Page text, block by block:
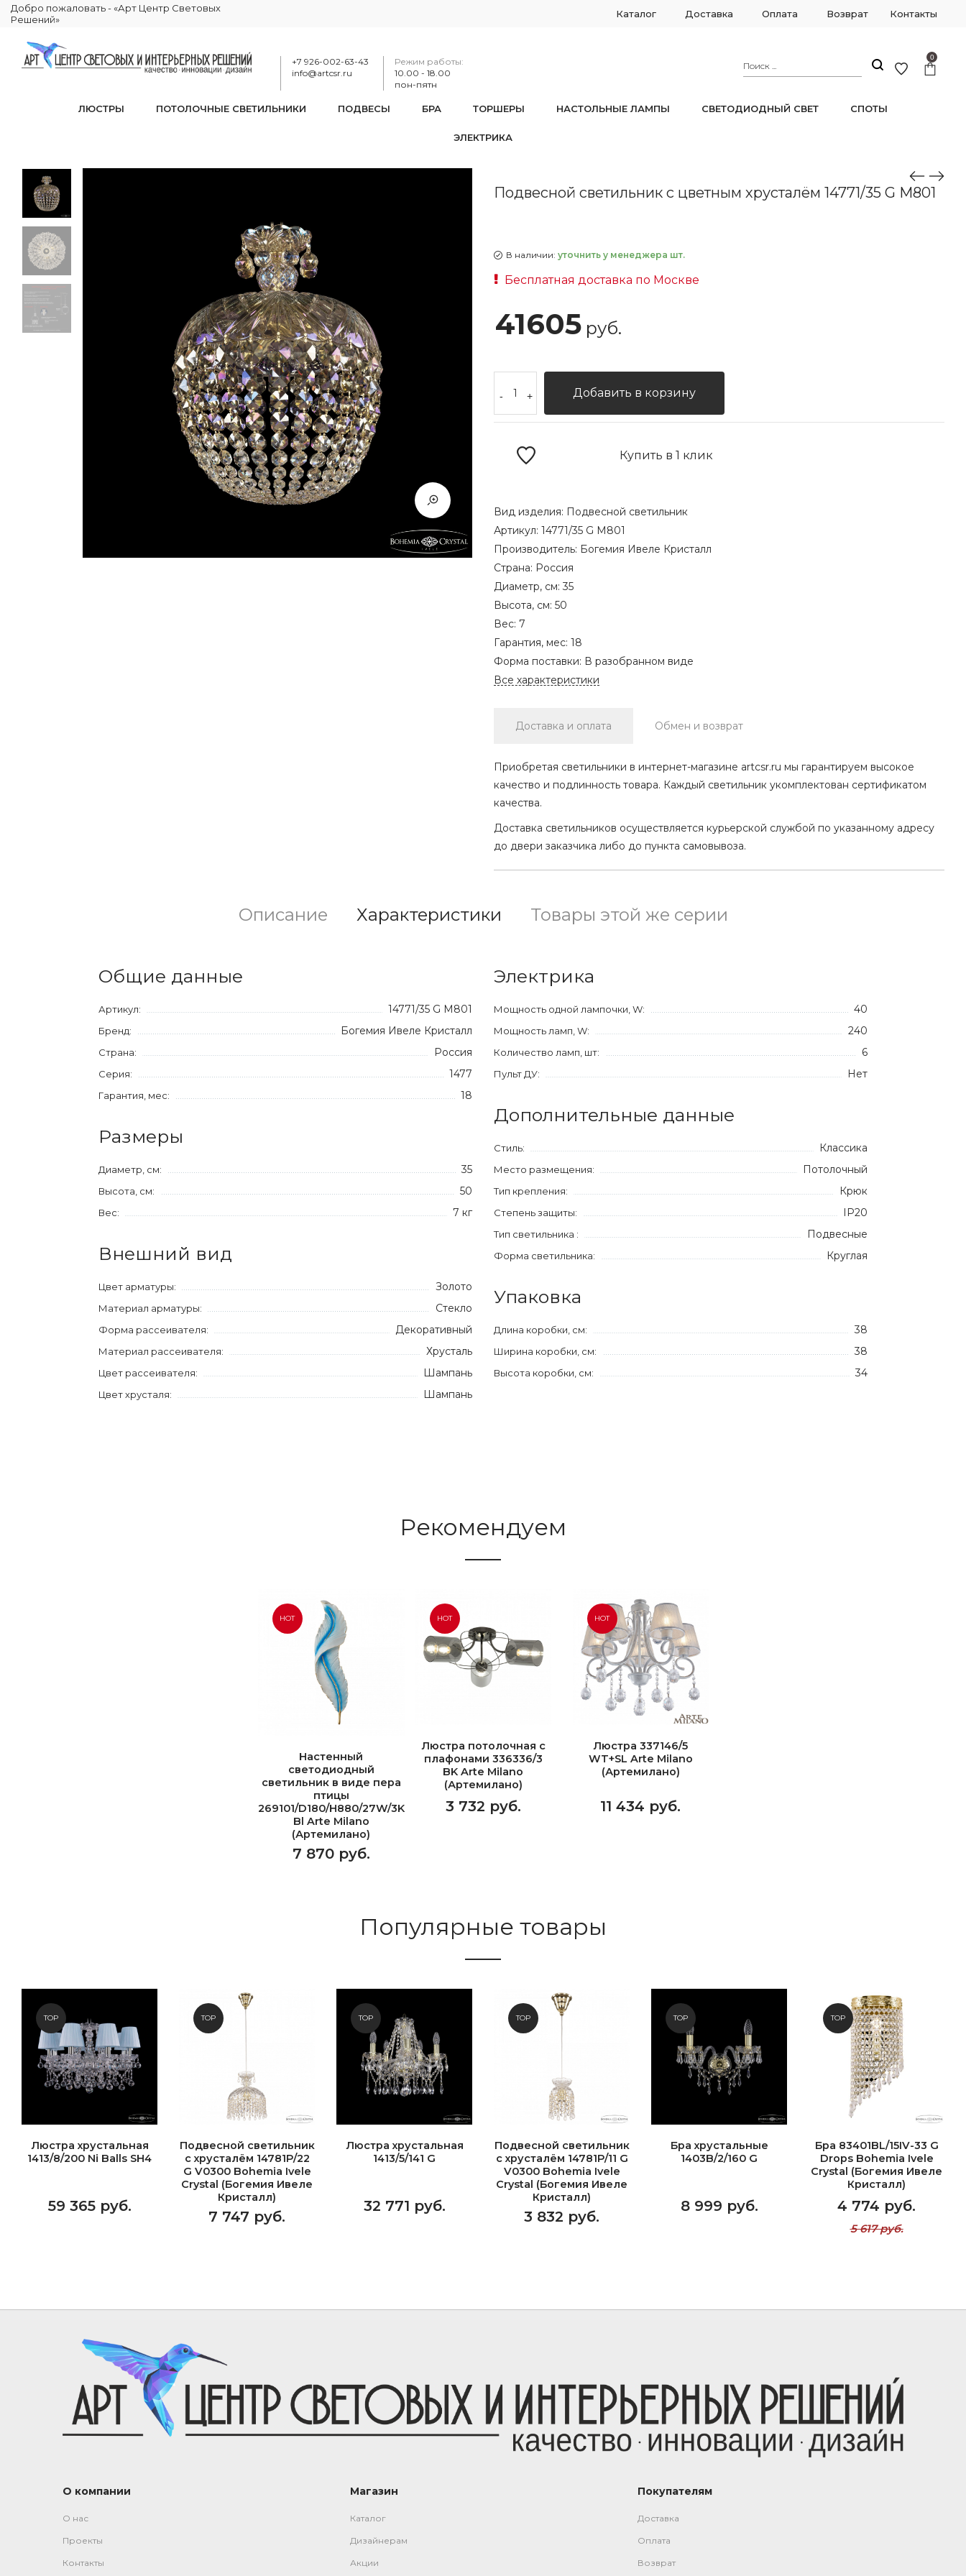
Добро пожаловать - «Арт Центр Световых
Решений»
Каталог Доставка Оплата Возврат Контакты
+7 926-002-63-43
info@artcsr.ru
Режим работы:
10.00 - 18.00
пон-пятн
0
ЛЮСТРЫ ПОТОЛОЧНЫЕ СВЕТИЛЬНИКИ ПОДВЕСЫ БРА ТОРШЕРЫ НАСТОЛЬНЫЕ ЛАМПЫ СВЕТОДИОДНЫЙ СВЕТ СПОТЫ
ЭЛЕКТРИКА
Подвесной светильник с цветным хрусталём 14771/35 G M801
В наличии: уточнить у менеджера шт.
Бесплатная доставка по Москве
41605 руб.
- + Добавить в корзину
Купить в 1 клик
Вид изделия: Подвесной светильник
Артикул: 14771/35 G M801
Производитель: Богемия Ивеле Кристалл
Страна: Россия
Диаметр, см:35
Высота, см: 50
Вес: 7
Гарантия, мес: 18
Форма поставки: В разобранном виде
Все характеристики
Доставка и оплата Обмен и возврат
Приобретая светильники в интернет-магазине artcsr.ru мы гарантируем высокое
качество и подлинность товара. Каждый светильник укомплектован сертификатом
качества.
Доставка светильников осуществляется курьерской службой по указанному адресу
до двери заказчика либо до пункта самовывоза.
Описание Характеристики Товары этой же серии
Общие данные
Артикул: 14771/35 G M801
Бренд: Богемия Ивеле Кристалл
Страна: Россия
Серия: 1477
Гарантия, мес: 18
Размеры
Диаметр, см: 35
Высота, см: 50
Вес: 7 кг
Внешний вид
Цвет арматуры: Золото
Материал арматуры: Стекло
Форма рассеивателя: Декоративный
Материал рассеивателя: Хрусталь
Цвет рассеивателя: Шампань
Цвет хрусталя: Шампань
Электрика
Мощность одной лампочки, W: 40
Мощность ламп, W: 240
Количество ламп, шт: 6
Пульт ДУ: Нет
Дополнительные данные
Стиль: Классика
Место размещения: Потолочный
Тип крепления: Крюк
Степень защиты: IP20
Тип светильника : Подвесные
Форма светильника: Круглая
Упаковка
Длина коробки, см: 38
Ширина коробки, см: 38
Высота коробки, см: 34
Рекомендуем
HOT
Настенный
светодиодный
светильник в виде пера
птицы
269101/D180/H880/27W/3K
Bl Arte Milano
(Артемилано)
7 870 руб.
HOT
Люстра потолочная с
плафонами 336336/3
BK Arte Milano
(Артемилано)
3 732 руб.
HOT
Люстра 337146/5
WT+SL Arte Milano
(Артемилано)
11 434 руб.
Популярные товары
TOP
Люстра хрустальная
1413/8/200 Ni Balls SH4
59 365 руб.
TOP
Подвесной светильник
с хрусталём 14781P/22
G V0300 Bohemia Ivele
Crystal (Богемия Ивеле
Кристалл)
7 747 руб.
TOP
Люстра хрустальная
1413/5/141 G
32 771 руб.
TOP
Подвесной светильник
с хрусталём 14781P/11 G
V0300 Bohemia Ivele
Crystal (Богемия Ивеле
Кристалл)
3 832 руб.
TOP
Бра хрустальные
1403B/2/160 G
8 999 руб.
TOP
Бра 83401BL/15IV-33 G
Drops Bohemia Ivele
Crystal (Богемия Ивеле
Кристалл)
4 774 руб.
5 617 руб.
О компании
О нас
Проекты
Контакты
Магазин
Каталог
Дизайнерам
Акции
Покупателям
Доставка
Оплата
Возврат